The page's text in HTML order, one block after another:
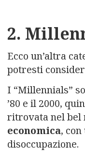
2.
Ecco un’altra
potresti
I “Millennials”
’80 e il 2000,
ritrovata nel bel
economica,
disoccupazione.